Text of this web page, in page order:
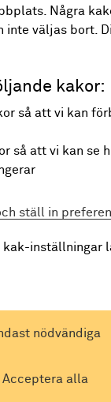
Några
inte väljas bort.
kakor:
så att vi kan
så att vi kan se
ställ in
kak-inställningar
Acceptera alla
nödvändiga